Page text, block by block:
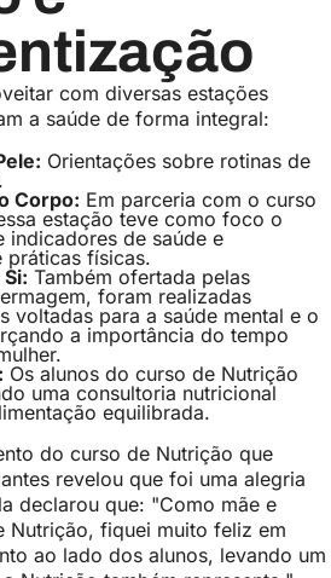
com diversas estações
a saúde de forma integral:
Orientações sobre rotinas de
Corpo: Em parceria com o curso
estação teve como foco o
indicadores de saúde e
práticas físicas.
Também ofertada pelas
foram realizadas
voltadas para a saúde mental e o
a importância do tempo
Os alunos do curso de Nutrição
uma consultoria nutricional
equilibrada.
do curso de Nutrição que
revelou que foi uma alegria
declarou que: "Como mãe e
Nutrição, fiquei muito feliz em
ao lado dos alunos, levando um